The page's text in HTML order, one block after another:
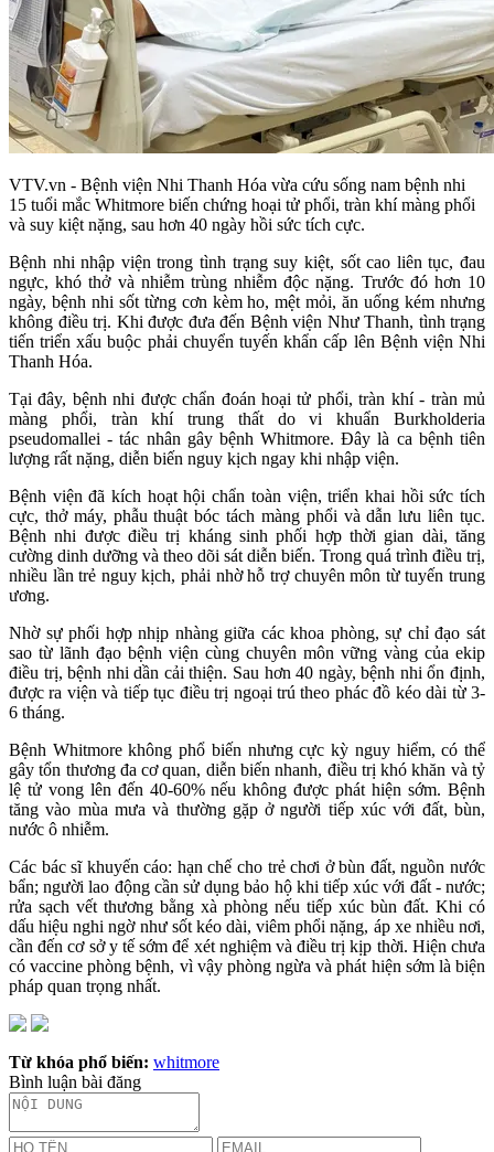
VTV.vn - Bệnh viện Nhi Thanh Hóa vừa cứu sống nam bệnh nhi
15 tuổi mắc Whitmore biến chứng hoại tử phổi, tràn khí màng phổi
và suy kiệt nặng, sau hơn 40 ngày hồi sức tích cực.
Bệnh nhi nhập viện trong tình trạng suy kiệt, sốt cao liên tục, đau
ngực, khó thở và nhiễm trùng nhiễm độc nặng. Trước đó hơn 10
ngày, bệnh nhi sốt từng cơn kèm ho, mệt mỏi, ăn uống kém nhưng
không điều trị. Khi được đưa đến Bệnh viện Như Thanh, tình trạng
tiến triển xấu buộc phải chuyển tuyến khẩn cấp lên Bệnh viện Nhi
Thanh Hóa.
Tại đây, bệnh nhi được chẩn đoán hoại tử phổi, tràn khí - tràn mủ
màng phổi, tràn khí trung thất do vi khuẩn Burkholderia
pseudomallei - tác nhân gây bệnh Whitmore. Đây là ca bệnh tiên
lượng rất nặng, diễn biến nguy kịch ngay khi nhập viện.
Bệnh viện đã kích hoạt hội chẩn toàn viện, triển khai hồi sức tích
cực, thở máy, phẫu thuật bóc tách màng phổi và dẫn lưu liên tục.
Bệnh nhi được điều trị kháng sinh phối hợp thời gian dài, tăng
cường dinh dưỡng và theo dõi sát diễn biến. Trong quá trình điều trị,
nhiều lần trẻ nguy kịch, phải nhờ hỗ trợ chuyên môn từ tuyến trung
ương.
Nhờ sự phối hợp nhịp nhàng giữa các khoa phòng, sự chỉ đạo sát
sao từ lãnh đạo bệnh viện cùng chuyên môn vững vàng của ekip
điều trị, bệnh nhi dần cải thiện. Sau hơn 40 ngày, bệnh nhi ổn định,
được ra viện và tiếp tục điều trị ngoại trú theo phác đồ kéo dài từ 3-
6 tháng.
Bệnh Whitmore không phổ biến nhưng cực kỳ nguy hiểm, có thể
gây tổn thương đa cơ quan, diễn biến nhanh, điều trị khó khăn và tỷ
lệ tử vong lên đến 40-60% nếu không được phát hiện sớm. Bệnh
tăng vào mùa mưa và thường gặp ở người tiếp xúc với đất, bùn,
nước ô nhiễm.
Các bác sĩ khuyến cáo: hạn chế cho trẻ chơi ở bùn đất, nguồn nước
bẩn; người lao động cần sử dụng bảo hộ khi tiếp xúc với đất - nước;
rửa sạch vết thương bằng xà phòng nếu tiếp xúc bùn đất. Khi có
dấu hiệu nghi ngờ như sốt kéo dài, viêm phổi nặng, áp xe nhiều nơi,
cần đến cơ sở y tế sớm để xét nghiệm và điều trị kịp thời. Hiện chưa
có vaccine phòng bệnh, vì vậy phòng ngừa và phát hiện sớm là biện
pháp quan trọng nhất.
Từ khóa phổ biến: whitmore
Bình luận bài đăng